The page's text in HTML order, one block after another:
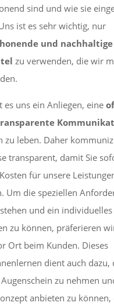
sind und wie sie
ist es sehr wichtig, nur
und nachhaltige
zu verwenden, die wir
es uns ein Anliegen, eine
zu leben. Daher
transparent, damit Sie
für unsere
Um die speziellen
und ein individuelles
zu können, präferieren
Ort beim Kunden. Dieses
dient auch dazu,
zu nehmen
anbieten zu können,